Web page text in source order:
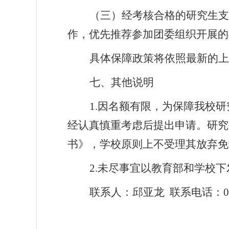
（三）经考核合格的研究生
作，优先推荐参加团委组织开展
具体保障政策将依照最新的
七、其他说明
1.因名额有限，为保障我校
经认真慎重考虑后提出申请。研
书》，学校原则上不受理其放弃
2.未尽事宜以教育部和学校
联系人：邱亚龙 联系电话：